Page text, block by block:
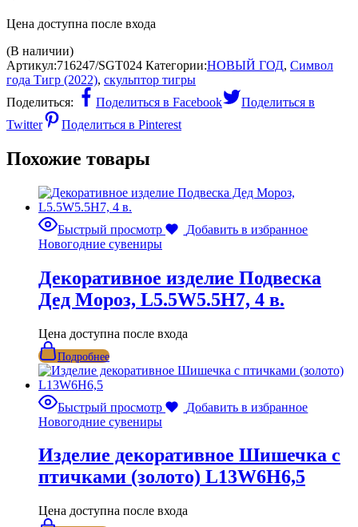
Цена доступна после входа
(В наличии)
Артикул:716247/SGT024 Категории:НОВЫЙ ГОД, Символ
года Тигр (2022), скульптор тигры
Поделиться:
Поделиться в Facebook
Поделиться в
Twitter
Поделиться в Pinterest
Похожие товары
Быстрый просмотр
Добавить в избранное
Новогодние сувениры
Декоративное изделие Подвеска
Дед Мороз, L5.5W5.5H7, 4 в.
Цена доступна после входа
Подробнее
Быстрый просмотр
Добавить в избранное
Новогодние сувениры
Изделие декоративное Шишечка с
птичками (золото) L13W6H6,5
Цена доступна после входа